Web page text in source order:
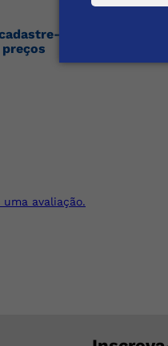
se para ver
avaliação.